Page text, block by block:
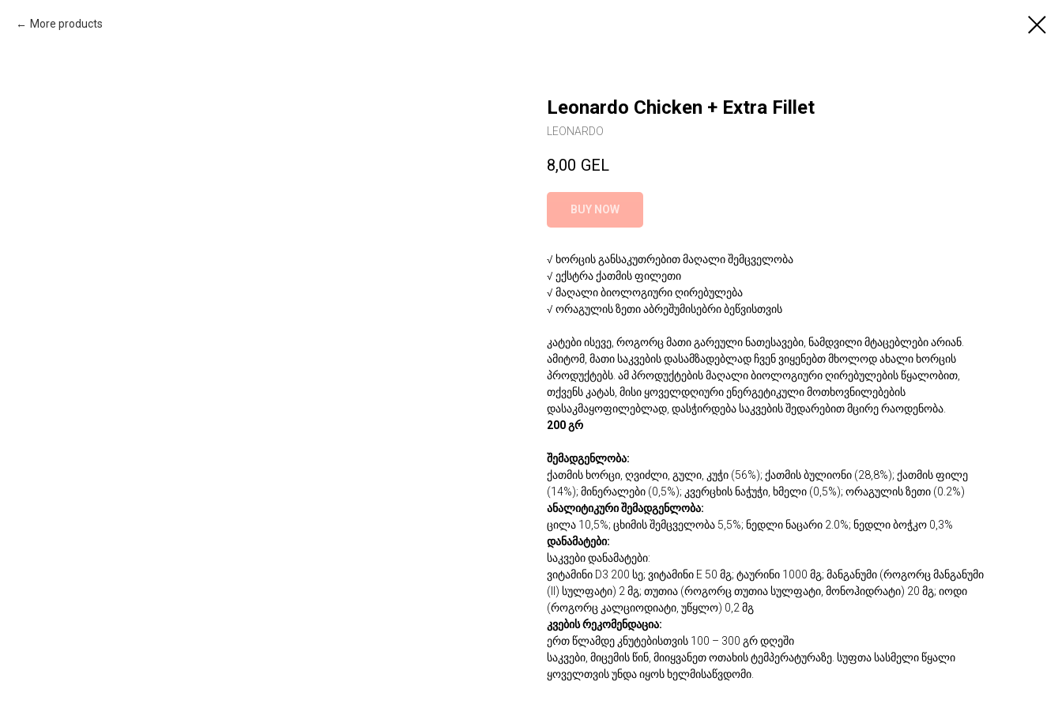
More products
Leonardo Chicken + Extra Fillet
LEONARDO
8,00 GEL
BUY NOW
√ ხორცის განსაკუთრებით მაღალი შემცველობა
√ ექსტრა ქათმის ფილეთი
√ მაღალი ბიოლოგიური ღირებულება
√ ორაგულის ზეთი აბრეშუმისებრი ბეწვისთვის
კატები ისევე, როგორც მათი გარეული ნათესავები, ნამდვილი მტაცებლები არიან.
ამიტომ, მათი საკვების დასამზადებლად ჩვენ ვიყენებთ მხოლოდ ახალი ხორცის
პროდუქტებს. ამ პროდუქტების მაღალი ბიოლოგიური ღირებულების წყალობით,
თქვენს კატას, მისი ყოველდღიური ენერგეტიკული მოთხოვნილებების
დასაკმაყოფილებლად, დასჭირდება საკვების შედარებით მცირე რაოდენობა.
200 გრ
შემადგენლობა:
ქათმის ხორცი, ღვიძლი, გული, კუჭი (56%); ქათმის ბულიონი (28,8%); ქათმის ფილე
(14%); მინერალები (0,5%); კვერცხის ნაჭუჭი, ხმელი (0,5%); ორაგულის ზეთი (0.2%)
ანალიტიკური შემადგენლობა:
ცილა 10,5%; ცხიმის შემცველობა 5,5%; ნედლი ნაცარი 2.0%; ნედლი ბოჭკო 0,3%
დანამატები:
საკვები დანამატები:
ვიტამინი D3 200 სე; ვიტამინი E 50 მგ; ტაურინი 1000 მგ; მანგანუმი (როგორც მანგანუმი
(II) სულფატი) 2 მგ; თუთია (როგორც თუთია სულფატი, მონოჰიდრატი) 20 მგ; იოდი
(როგორც კალციოდიატი, უწყლო) 0,2 მგ
კვების რეკომენდაცია:
ერთ წლამდე კნუტებისთვის 100 – 300 გრ დღეში
საკვები, მიცემის წინ, მიიყვანეთ ოთახის ტემპერატურაზე. სუფთა სასმელი წყალი
ყოველთვის უნდა იყოს ხელმისაწვდომი.